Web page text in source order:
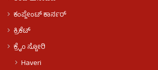
ಕಂಪ್ಲೇಂಟ್ ಕಾರ್ನರ್
ಕ್ರಿಕೆಟ್
ಕ್ರೈಂ ಸ್ಟೋರಿ
Haveri